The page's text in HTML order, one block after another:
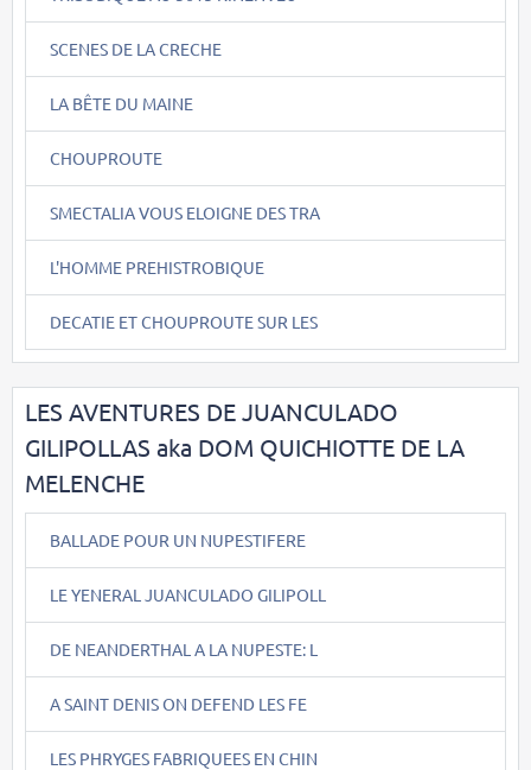
SCENES DE LA CRECHE
LA BÊTE DU MAINE
CHOUPROUTE
SMECTALIA VOUS ELOIGNE DES TRA
L'HOMME PREHISTROBIQUE
DECATIE ET CHOUPROUTE SUR LES
LES AVENTURES DE JUANCULADO
GILIPOLLAS aka DOM QUICHIOTTE DE LA
MELENCHE
BALLADE POUR UN NUPESTIFERE
LE YENERAL JUANCULADO GILIPOLL
DE NEANDERTHAL A LA NUPESTE: L
A SAINT DENIS ON DEFEND LES FE
LES PHRYGES FABRIQUEES EN CHIN